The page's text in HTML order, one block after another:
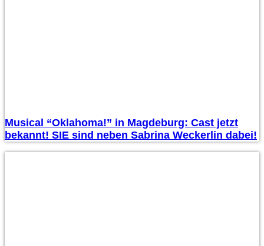
Musical “Oklahoma!” in Magdeburg: Cast jetzt
bekannt! SIE sind neben Sabrina Weckerlin dabei!